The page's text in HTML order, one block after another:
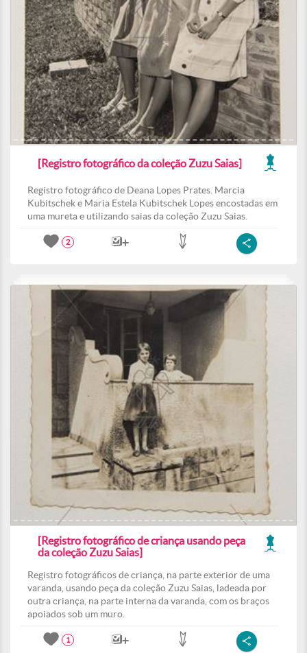
[Registro fotográfico da coleção Zuzu Saias]
Registro fotográfico de Deana Lopes Prates. Marcia
Kubitschek e Maria Estela Kubitschek Lopes encostadas em
uma mureta e utilizando saias da coleção Zuzu Saias.
2
[Registro fotográfico de criança usando peça
da coleção Zuzu Saias]
Registro fotográficos de criança, na parte exterior de uma
varanda, usando peça da coleção Zuzu Saias, ladeada por
outra criança, na parte interna da varanda, com os braços
apoiados sob um muro.
1